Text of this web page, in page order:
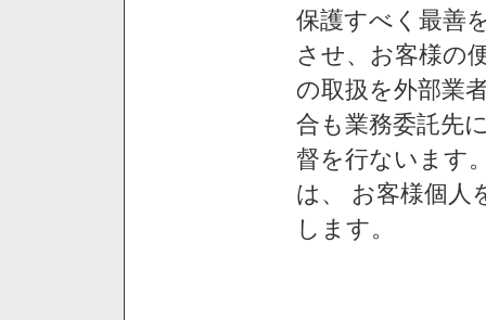
保護すべく最善
させ、お客様の
の取扱を外部業
合も業務委託先
督を行ないます
は、 お客様個人
します。